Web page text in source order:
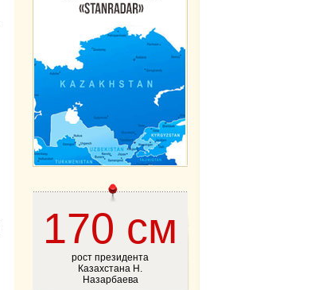
170 см
рост президента
Казахстана Н.
Назарбаева